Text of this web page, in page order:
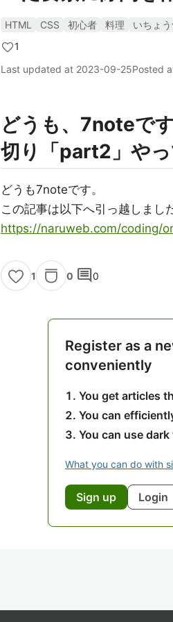
HTML CSS 初心者 料理
いちょう
1
Last updated at 2023-09-25Posted
どうも、7noteで
切り「part2」やっ
どうも7noteです。
この記事は以下へ引っ越しまし
https://naruweb.com/coding/
1 0 comment0
Register as a
conveniently
You get articles
You can
You can use dark
What you can do with
Sign up Login